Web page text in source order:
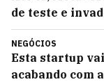
de teste e
NEGÓCIOS
Esta startup
acabando com